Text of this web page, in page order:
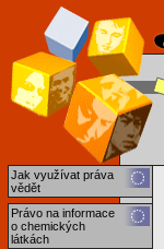
Jak využívat práva
vědět
Právo na informace
o chemických
látkách